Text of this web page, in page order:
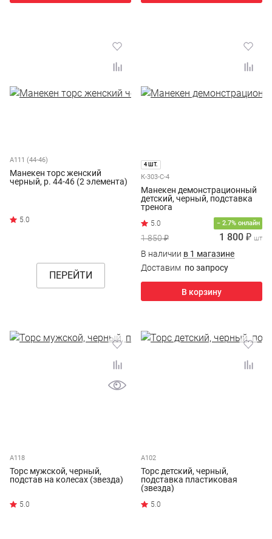
А111 (44-46)
Манекен торс женский
черный, р. 44-46 (2 элемента)
ПЕРЕЙТИ
4 ШТ.
К-303-С-4
Манекен демонстрационный
детский, черный, подставка
тренога
− 2.7% онлайн
1 850 ₽ 1 800 ₽ шт
В наличии в 1 магазине
Доставим по запросу
В корзину
А118
Торс мужской, черный,
подстав на колесах (звезда)
А102
Торс детский, черный,
подставка пластиковая
(звезда)